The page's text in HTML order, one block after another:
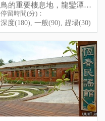
鳥的重要棲息地，龍鑾潭自
然中心就是為此而設的。自
然中心位於龍鑾潭的西岸，
為避免驚擾到鳥兒，從停車
場到自然中心有一段路。初
見自然中心，站長還真驚艷
於她別緻的建築風格，一種
好輕穎的感覺，因為她彷彿
如水鳥般的憩在那兒修整雙
翅，得輕輕的接近才行。
除了遠觀，龍鑾潭自然中
心裡還架設了許多架高倍數
停留時間(分)：
深度(180), 一般(90), 趕場(30)